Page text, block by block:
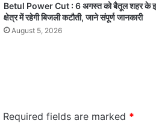
Betul Power Cut : 6 अगस्त को बैतूल शहर के
क्षेत्र में रहेगी बिजली कटौती, जाने संपूर्ण जानकारी
August 5, 2026
Required fields are marked *